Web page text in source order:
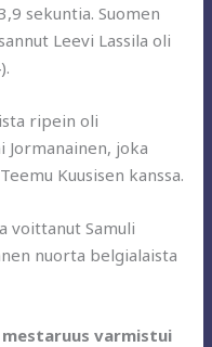
sekuntia. Suomen
Leevi Lassila oli
ripein oli
Jormanainen, joka
Kuusisen kanssa.
voittanut Samuli
nuorta belgialaista
varmistui